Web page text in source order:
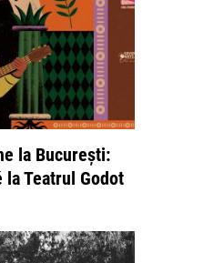
la București:
la Teatrul Godot